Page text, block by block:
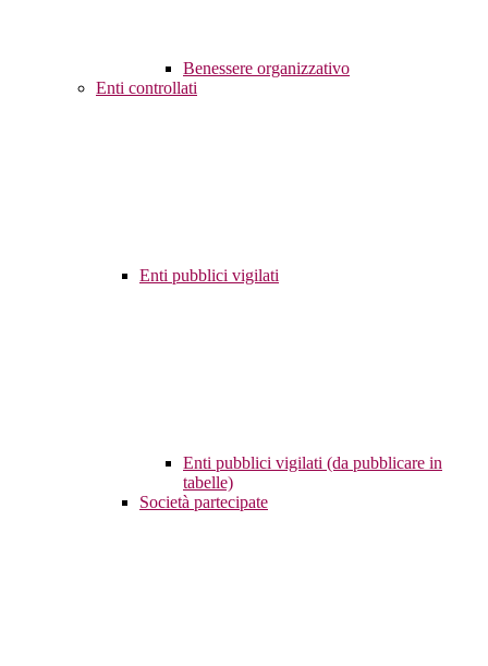
Benessere organizzativo
Enti controllati
Enti pubblici vigilati
Enti pubblici vigilati (da pubblicare in
tabelle)
Società partecipate